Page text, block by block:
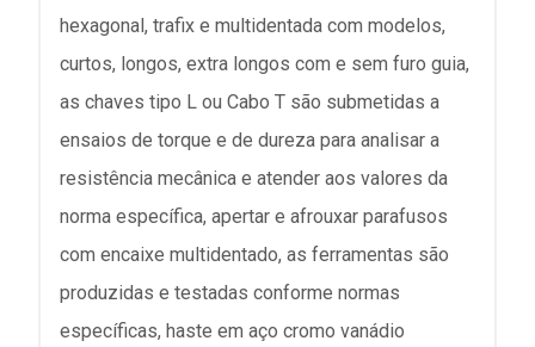
hexagonal, trafix e multidentada com modelos,
curtos, longos, extra longos com e sem furo guia,
as chaves tipo L ou Cabo T são submetidas a
ensaios de torque e de dureza para analisar a
resistência mecânica e atender aos valores da
norma específica, apertar e afrouxar parafusos
com encaixe multidentado, as ferramentas são
produzidas e testadas conforme normas
específicas, haste em aço cromo vanádio